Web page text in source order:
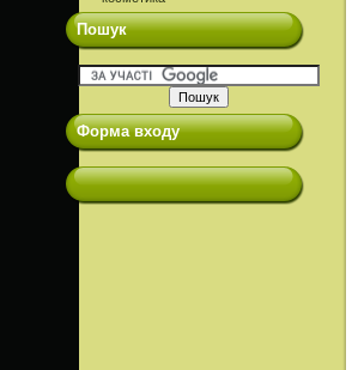
Пошук
Форма входу